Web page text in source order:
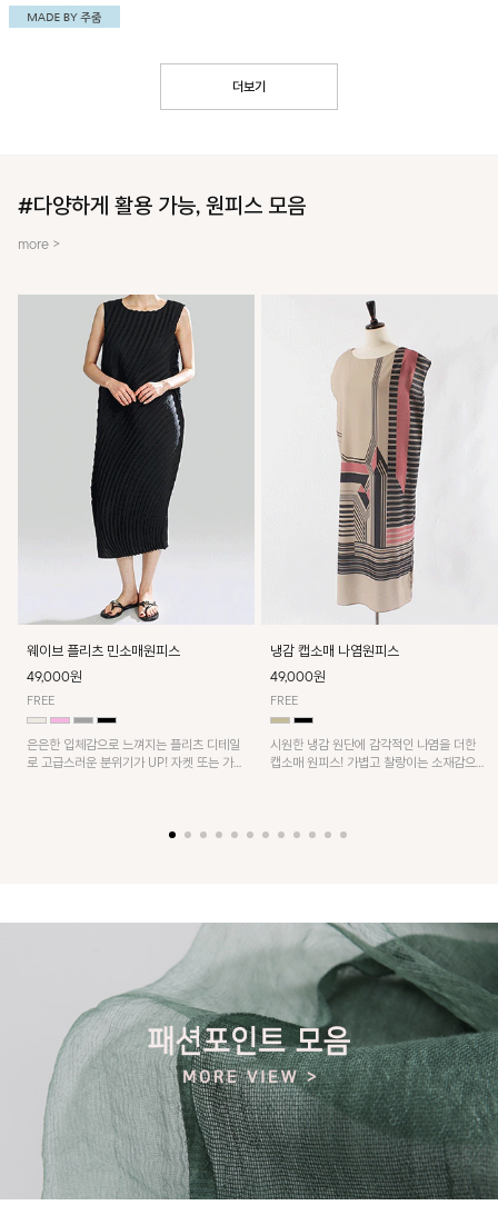
핏이 유니크한 아이템!
더보기
#다양하게 활용 가능, 원피스 모음
more >
웨이브 플리츠 민소매원피스
49,000원
FREE
은은한 입체감으로 느껴지는 플리츠 디테일
로 고급스러운 분위기가 UP! 자켓 또는 가디
냉감 캡소매 나염원피스
49,000원
FREE
시원한 냉감 원단에 감각적인 나염을 더한
캡소매 원피스! 가볍고 찰랑이는 소재감으로